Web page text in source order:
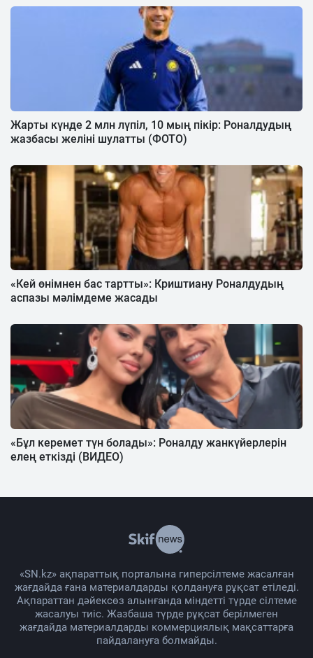
Жарты күнде 2 млн лүпіл, 10 мың пікір: Роналдудың
жазбасы желіні шулатты (ФОТО)
«Кей өнімнен бас тартты»: Криштиану Роналдудың
аспазы мәлімдеме жасады
«Бұл керемет түн болады»: Роналду жанкүйерлерін
елең еткізді (ВИДЕО)
«SN.kz» ақпараттық порталына гиперсілтеме жасалған
жағдайда ғана материалдарды қолдануға рұқсат етіледі.
Ақпараттан дәйексөз алынғанда міндетті түрде сілтеме
жасалуы тиіс. Жазбаша түрде рұқсат берілмеген
жағдайда материалдарды коммерциялық мақсаттарға
пайдалануға болмайды.